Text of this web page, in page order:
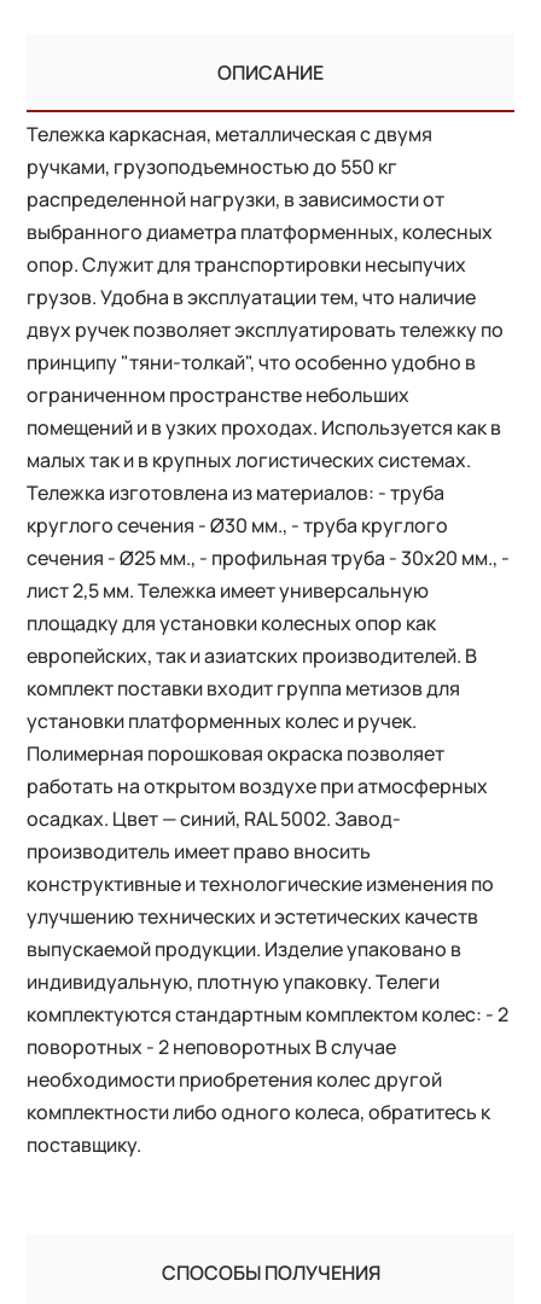
ОПИСАНИЕ
Тележка каркасная, металлическая с двумя
ручками, грузоподъемностью до 550 кг
распределенной нагрузки, в зависимости от
выбранного диаметра платформенных, колесных
опор. Служит для транспортировки несыпучих
грузов. Удобна в эксплуатации тем, что наличие
двух ручек позволяет эксплуатировать тележку по
принципу "тяни-толкай", что особенно удобно в
ограниченном пространстве небольших
помещений и в узких проходах. Используется как в
малых так и в крупных логистических системах.
Тележка изготовлена из материалов: - труба
круглого сечения - Ø30 мм., - труба круглого
сечения - Ø25 мм., - профильная труба - 30х20 мм., -
лист 2,5 мм. Тележка имеет универсальную
площадку для установки колесных опор как
европейских, так и азиатских производителей. В
комплект поставки входит группа метизов для
установки платформенных колес и ручек.
Полимерная порошковая окраска позволяет
работать на открытом воздухе при атмосферных
осадках. Цвет — синий, RAL 5002. Завод-
производитель имеет право вносить
конструктивные и технологические изменения по
улучшению технических и эстетических качеств
выпускаемой продукции. Изделие упаковано в
индивидуальную, плотную упаковку. Телеги
комплектуются стандартным комплектом колес: - 2
поворотных - 2 неповоротных В случае
необходимости приобретения колес другой
комплектности либо одного колеса, обратитесь к
поставщику.
СПОСОБЫ ПОЛУЧЕНИЯ